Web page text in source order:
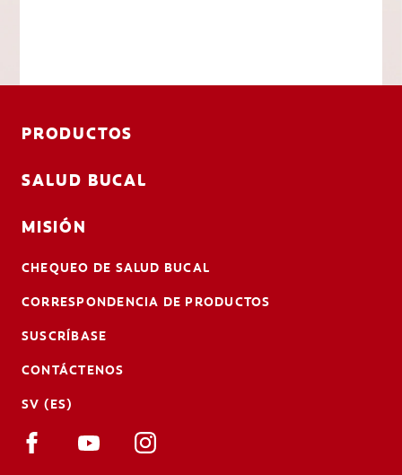
PRODUCTOS
SALUD BUCAL
MISIÓN
CHEQUEO DE SALUD BUCAL
CORRESPONDENCIA DE PRODUCTOS
SUSCRÍBASE
CONTÁCTENOS
SV (ES)